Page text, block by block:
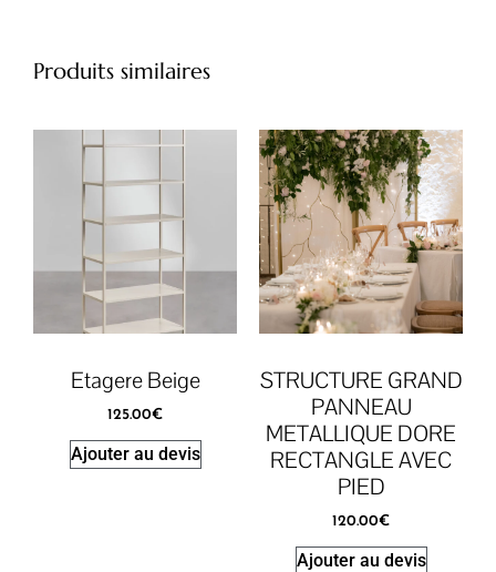
Produits similaires
Etagere Beige
125.00€
Ajouter au devis
STRUCTURE GRAND
PANNEAU
METALLIQUE DORE
RECTANGLE AVEC
PIED
120.00€
Ajouter au devis